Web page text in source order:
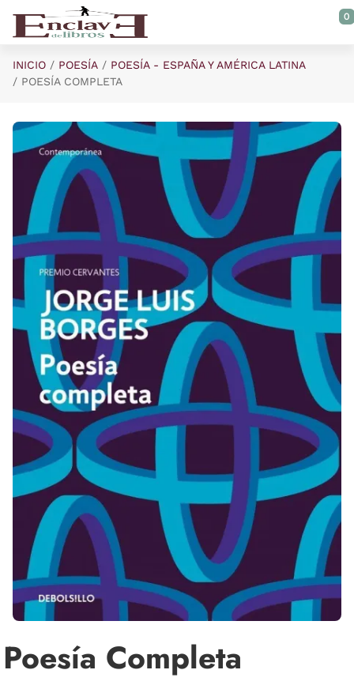
Saltar al contenido principal
0
INICIO POESÍA
POESÍA - ESPAÑA Y AMÉRICA LATINA
POESÍA COMPLETA
Poesía Completa